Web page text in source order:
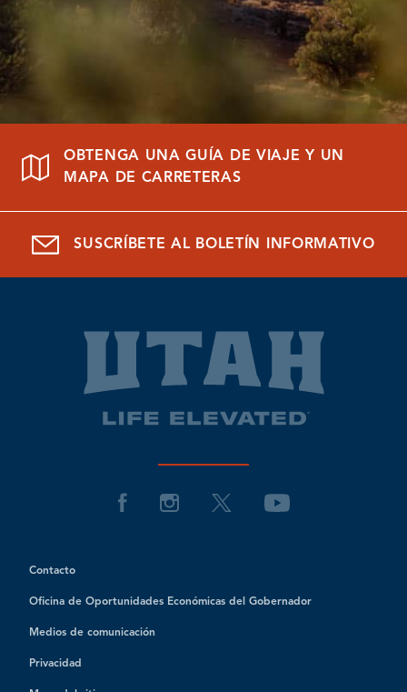
OBTENGA UNA GUÍA DE VIAJE Y UN
MAPA DE CARRETERAS
SUSCRÍBETE AL BOLETÍN INFORMATIVO
Contacto
Oficina de Oportunidades Económicas del Gobernador
Medios de comunicación
Privacidad